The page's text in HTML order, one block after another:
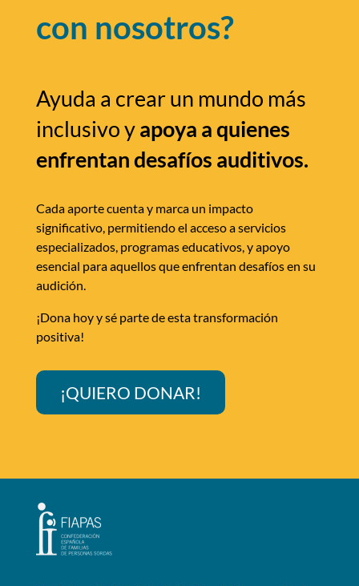
con nosotros?
Ayuda a crear un mundo más
inclusivo yapoya a quienes
enfrentan desafíos auditivos.
Cada aporte cuenta y marca un impacto
significativo, permitiendo el acceso a servicios
especializados, programas educativos, y apoyo
esencial para aquellos que enfrentan desafíos en su
audición.
¡Dona hoy y sé parte de esta transformación
positiva!
¡QUIERO DONAR!